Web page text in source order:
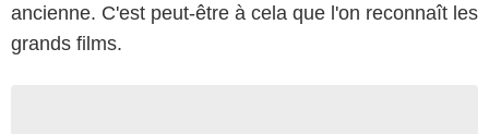
ancienne. C'est peut-être à cela que l'on reconnaît les
grands films.